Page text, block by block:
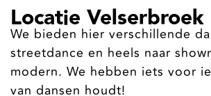
Locatie Velserbroek
We bieden hier verschillende
streetdance en heels naar
modern. We hebben iets voor
van dansen houdt!